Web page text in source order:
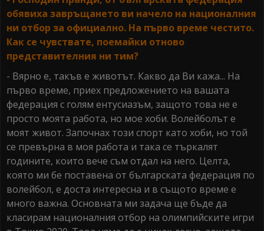
обявиха завръщането ви начело на националния
ни отбор за официално. На първо време честито.
Как се чувствате, поемайки отново
представителния ни тим?
- Вярно е, такъв е животът. Какво да Ви кажа... На
първо време, приех предложението на вашата
федерация с голям ентусиазъм, защото това не е
просто моята работа, но мое хоби. Волейболът е
моят живот. Започнах този спорт като хоби, но той
се превърна в моя работа и така се търкалят
годините, които вече съм отдал на него. Целта,
която ми бе поставена от българската федерация по
волейбол, е доста интересна и в същото време е
много важна. Основната ми задача ще бъде да
класирам националния отбор на олимпийските игри